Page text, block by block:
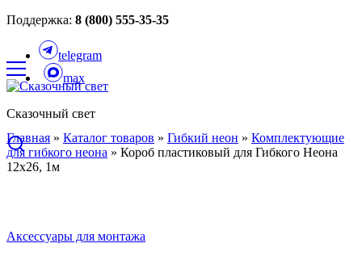
Поддержка: 8 (800) 555-35-35
telegram
max
Сказочный свет
Главная » Каталог товаров » Гибкий неон » Комплектующие
для гибкого неона » Короб пластиковый для Гибкого Неона
12х26, 1м
Аксессуары для монтажа